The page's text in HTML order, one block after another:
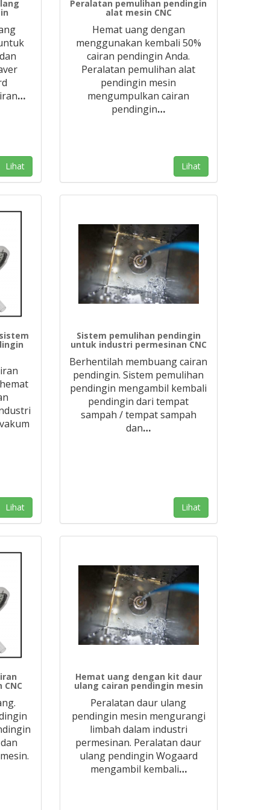
…
Lihat
Peralatan pemulihan pendingin
alat mesin CNC
Hemat uang dengan
menggunakan kembali 50%
cairan pendingin Anda.
Peralatan pemulihan alat
pendingin mesin
mengumpulkan cairan
pendingin…
Lihat
Lihat
Sistem pemulihan pendingin
untuk industri permesinan CNC
Berhentilah membuang cairan
pendingin. Sistem pemulihan
pendingin mengambil kembali
pendingin dari tempat
sampah / tempat sampah
dan…
Lihat
Hemat uang dengan kit daur
ulang cairan pendingin mesin
Peralatan daur ulang
pendingin mesin mengurangi
limbah dalam industri
permesinan. Peralatan daur
ulang pendingin Wogaard
mengambil kembali…